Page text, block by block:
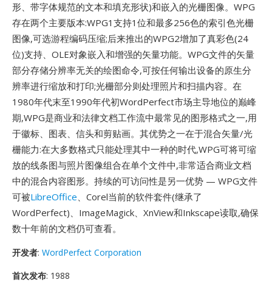
形、带字体规范的文本和填充形状)和嵌入的光栅图像。WPG
存在两个主要版本:WPG1支持1位和最多256色的索引色光栅
图像,可选游程编码压缩;后来推出的WPG2增加了真彩色(24
位)支持、OLE对象嵌入和增强的矢量功能。WPG文件的矢量
部分存储分辨率无关的绘图命令,可按任何输出设备的原生分
辨率进行缩放和打印;光栅部分则处理照片和扫描内容。在
1980年代末至1990年代初WordPerfect市场主导地位的巅峰
期,WPG是商业和法律文档工作流中最常见的图形格式之一,用
于徽标、图表、信头和剪贴画。其优势之一在于混合矢量/光
栅能力:在大多数格式只能处理其中一种的时代,WPG可将可缩
放的线条图与照片图像组合在单个文件中,非常适合商业文档
中的混合内容图形。持续的可访问性是另一优势 — WPG文件
可被LibreOffice、Corel当前的软件套件(继承了
WordPerfect)、ImageMagick、XnView和Inkscape读取,确保
数十年前的文档仍可查看。
开发者: WordPerfect Corporation
首次发布: 1988